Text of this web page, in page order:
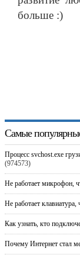
больше :)
Самые
Процесс svchost.exe
(974573)
Не работает микрофон,
Не работает клавиатура,
Как узнать, кто
Почему Интернет стал